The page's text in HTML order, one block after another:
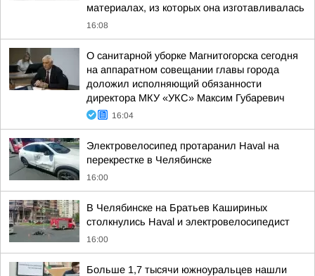
материалах, из которых она изготавливалась
16:08
О санитарной уборке Магнитогорска сегодня
на аппаратном совещании главы города
доложил исполняющий обязанности
директора МКУ «УКС» Максим Губаревич
16:04
Электровелосипед протаранил Haval на
перекрестке в Челябинске
16:00
В Челябинске на Братьев Кашириных
столкнулись Haval и электровелосипедист
16:00
Больше 1,7 тысячи южноуральцев нашли